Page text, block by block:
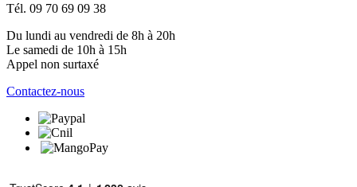
Tél. 09 70 69 09 38
Du lundi au vendredi de 8h à 20h
Le samedi de 10h à 15h
Appel non surtaxé
Contactez-nous